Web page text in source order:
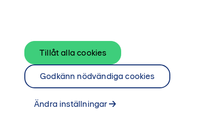
Ändra inställningar
Godkänn nödvändiga cookies
Tillåt alla cookies